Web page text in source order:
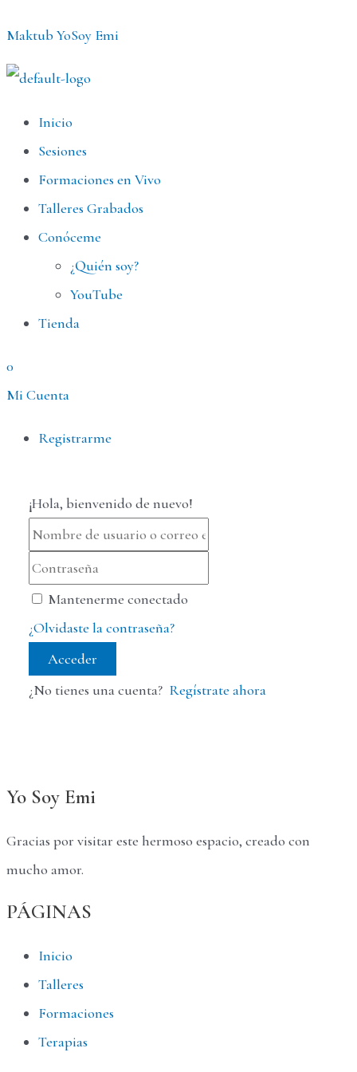
contenido
Maktub YoSoy Emi
MenúInicio
Sesiones
Formaciones en Vivo
Talleres Grabados
Conóceme
¿Quién soy?
YouTube
Tienda
0
Mi Cuenta
MenúRegistrarme
¡Hola, bienvenido de nuevo!
Mantenerme conectado
¿Olvidaste la contraseña?
Acceder
¿No tienes una cuenta? Regístrate ahora
Yo Soy Emi
Gracias por visitar este hermoso espacio, creado con
mucho amor.
PÁGINAS
Inicio
Talleres
Formaciones
Terapias